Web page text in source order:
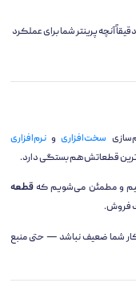
2.5 آمپر؛ دقیقاً آنچه پرینتر شما برای عملکرد
سخت‌افزاریونرم‌افزاری
قطعاتش هم بستگی دارد.
و مطمئن می‌شویم کهقطعه
فروش.
شما ضعیف نباشد — حتی منبع